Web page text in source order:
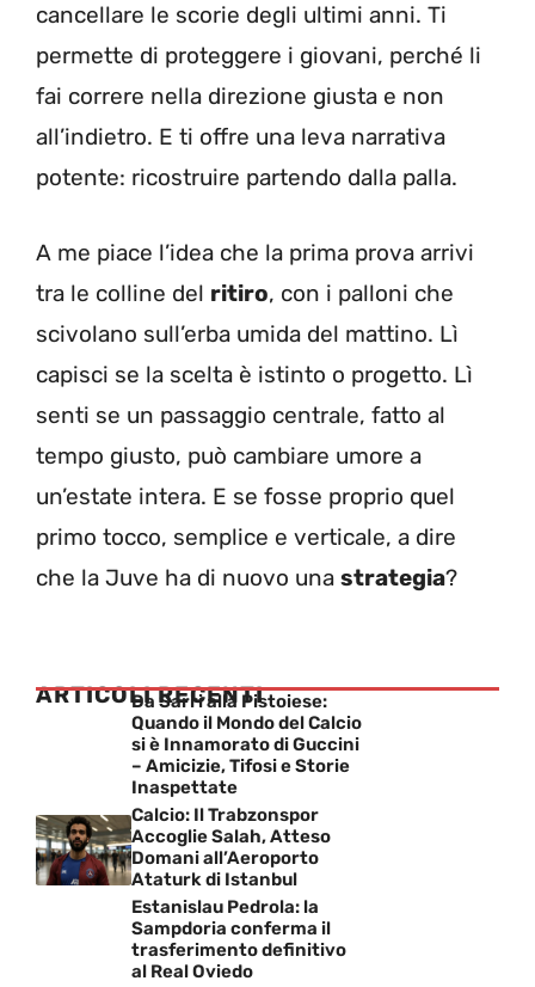
cancellare le scorie degli ultimi anni. Ti
permette di proteggere i giovani, perché li
fai correre nella direzione giusta e non
all’indietro. E ti offre una leva narrativa
potente: ricostruire partendo dalla palla.
A me piace l’idea che la prima prova arrivi
tra le colline del ritiro, con i palloni che
scivolano sull’erba umida del mattino. Lì
capisci se la scelta è istinto o progetto. Lì
senti se un passaggio centrale, fatto al
tempo giusto, può cambiare umore a
un’estate intera. E se fosse proprio quel
primo tocco, semplice e verticale, a dire
che la Juve ha di nuovo una strategia?
ARTICOLI RECENTI
Da Sarri alla Pistoiese:
Quando il Mondo del Calcio
si è Innamorato di Guccini
– Amicizie, Tifosi e Storie
Inaspettate
Calcio: Il Trabzonspor
Accoglie Salah, Atteso
Domani all’Aeroporto
Ataturk di Istanbul
Estanislau Pedrola: la
Sampdoria conferma il
trasferimento definitivo
al Real Oviedo